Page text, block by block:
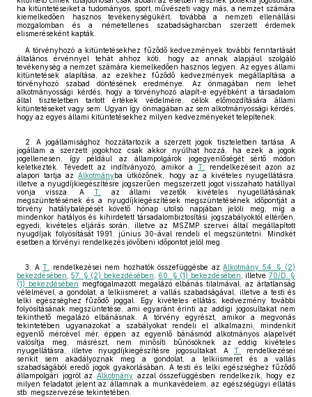
ha kitüntetéseiket a tudományos, sport, művészeti vagy más, a nemzet számára
kiemelkedően hasznos tevékenységükért, továbbá a nemzeti ellenállási
mozgalomban és a németellenes szabadságharcban szerzett érdemek
elismeréseként kapták.
A törvényhozó a kitüntetésekhez fűződő kedvezmények további fenntartását
általános érvénnyel tehát ahhoz köti, hogy az annak alapjául szolgáló
tevékenység a nemzet számára kiemelkedően hasznos legyen. Az egyes állami
kitüntetések alapítása, az ezekhez fűződő kedvezmények megállapítása a
törvényhozó szabad döntésének eredménye. Az önmagában nem lehet
alkotmányossági kérdés, hogy a törvényhozó alapít-e egyébként a társadalom
által tiszteletben tartott értékek védelmére, célok előmozdítására állami
kitüntetéseket vagy sem. Ugyan így önmagában az sem alkotmányossági kérdés,
hogy az egyes állami kitüntetésekhez milyen kedvezményeket telepítenek.
2. A jogállamisághoz hozzátartozik a szerzett jogok tiszteletben tartása. A
jogállam a szerzett jogokhoz csak akkor nyúlhat hozzá, ha ezek a jogok
jogellenesen, így például az állampolgárok jogegyenlőségét sértő módon
keletkeztek. Tévedett az indítványozó, amikor aT.
rendelkezéseit azon az
alapon tartja azAlkotmányba ütközőnek, hogy az a kivételes nyugellátásra,
illetve a nyugdíjkiegészítésre jogszerűen megszerzett jogot visszaható hatállyal
vonja vissza. AT.
az állami vezetők kivételes nyugellátásának
megszüntetésének és a nyugdíjkiegészítések megszüntetésének időpontját a
törvény hatálybalépését követő hónap utolsó napjában jelöli meg, míg a
mindenkor hatályos és kihirdetett társadalombiztosítási jogszabályoktól eltérően,
egyedi, kivételes eljárás során, illetve az MSZMP szervei által megállapított
nyugdíjak folyósítását 1991. június 30-ával rendeli el megszüntetni. Mindkét
esetben a törvényi rendelkezés jövőbeni időpontot jelöl meg.
3. AT. rendelkezései nem hozhatók összefüggésbe azAlkotmány 54. § (2)
bekezdésében ,57. § (2) bekezdésében 60. § (1) bekezdésében , illetve 70/D. §
(1) bekezdésében megfogalmazott megalázó elbánás tilalmával, az ártatlanság
vélelmével, a gondolat, a lelkiismeret, a vallás szabadságával, illetve a testi és
lelki egészséghez fűződő joggal. Egy kivételes ellátás, kedvezmény további
folyósításának megszüntetése, ami egyaránt érinti az addigi jogosultakat nem
tekinthető megalázó elbánásnak. A törvény egyrészt, amikor a megvonás
tekintetében ugyanazokat a szabályokat rendeli el alkalmazni, mindenkit
egyenlő mércével mér, éppen az egyenlő bánásmód alkotmányos alapelvét
valósítja meg, másrészt, nem minősíti bűnösöknek az eddig kivételes
nyugellátásra, illetve nyugdíjkiegészítésre jogosultakat. A T.
rendelkezései
senkit sem akadályoznak meg a gondolat, a lelkiismeret és a vallás
szabadságából eredő jogok gyakorlásában. A testi és lelki egészséghez fűződő
állampolgári jogról az Alkotmányazzal összefüggésben rendelkezik, hogy ez
milyen feladatot jelent az államnak a munkavédelem, az egészségügyi ellátás
stb. megszervezése tekintetében.